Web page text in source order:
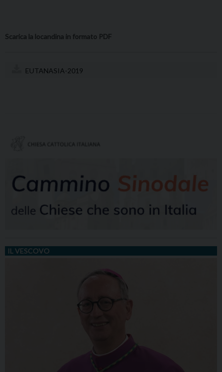
Scarica la locandina in formato PDF
EUTANASIA-2019
IL VESCOVO